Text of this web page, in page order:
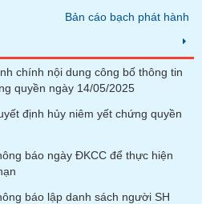
Bản cáo bạch phát hành
chính nội dung công bố thông tin
quyền ngày 14/05/2025
định hủy niêm yết chứng quyền
báo ngày ĐKCC để thực hiện
báo lập danh sách người SH